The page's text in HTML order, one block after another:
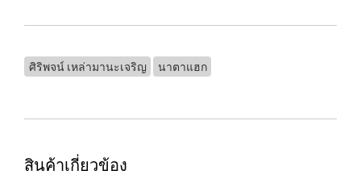
ศิริพจน์ เหล่ามานะเจริญ นาตาแฮก
สินค้าเกี่ยวข้อง